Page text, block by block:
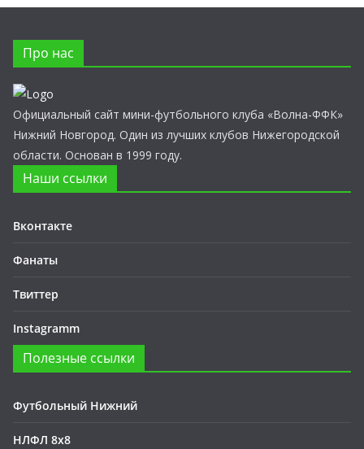
Про нас
Официальный сайт мини-футбольного клуба «Волна-ФФК»
Нижний Новгород. Один из лучших клубов Нижегородской
области. Основан в 1999 году.
Наши ссылки
Вконтакте
Фанаты
Твиттер
Instagramm
Полезные ссылки
Футбольный Нижний
НЛФЛ 8х8